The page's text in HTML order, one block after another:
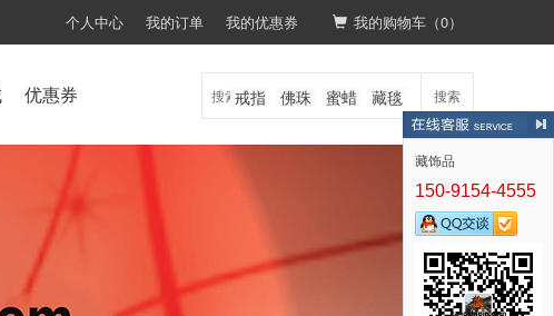
个人中心 我的订单 我的优惠券 我的购物车（0）
优惠券 搜索
戒指 佛珠 蜜蜡 藏毯
藏饰品
150-9154-4555